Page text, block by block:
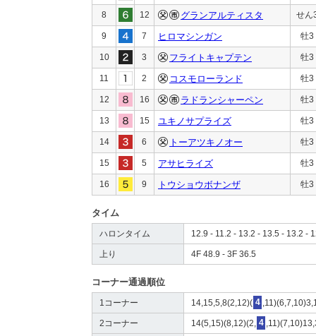
8 12 グランアルティスタ せん
9 7 ヒロマシンガン 牡3
10 3 フライトキャプテン 牡3
11 2 コスモローランド 牡3
12 16 ラドランシャーペン 牡3
13 15 ユキノサプライズ 牡3
14 6 トーアツキノオー 牡3
15 5 アサヒライズ 牡3
16 9 トウショウボナンザ 牡3
タイム
ハロンタイム 12.9 - 11.2 - 13.2 - 13.5 - 13.2 -
上り 4F 48.9 - 3F 36.5
コーナー通過順位
1コーナー 14,15,5,8(2,12)( 4
2コーナー 14(5,15)(8,12)(2, 4